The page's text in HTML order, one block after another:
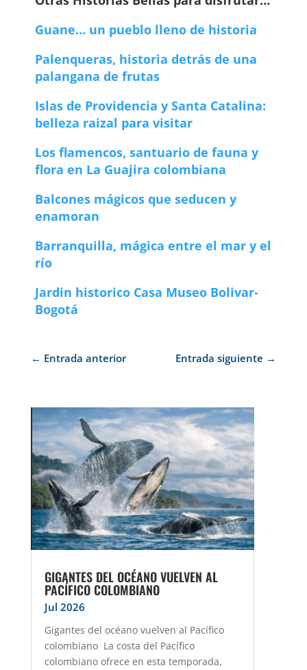
Guane… un pueblo lleno de historia
Palenqueras, historia detrás de una
palangana de frutas
Islas de Providencia y Santa Catalina:
belleza raizal para visitar
Los flamencos, santuario de fauna y
flora en La Guajira colombiana
Balcones mágicos que seducen y
enamoran
Barranquilla, mágica entre el mar y el
río
Jardin historico Casa Museo Bolivar-
Bogotá
← Entrada anterior Entrada siguiente →
GIGANTES DEL OCÉANO VUELVEN AL
PACÍFICO COLOMBIANO
Jul 2026
Gigantes del océano vuelven al Pacífico
colombiano La costa del Pacífico
colombiano ofrece en esta temporada,